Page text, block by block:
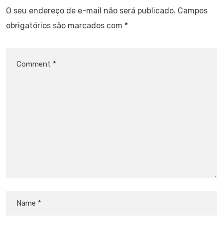
O seu endereço de e-mail não será publicado. Campos
obrigatórios são marcados com *